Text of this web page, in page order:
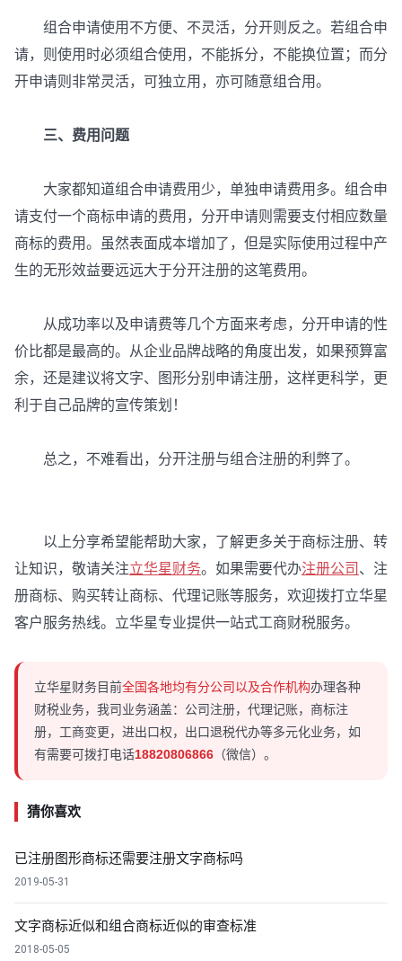
组合申请使用不方便、不灵活，分开则反之。若组合申
请，则使用时必须组合使用，不能拆分，不能换位置；而分
开申请则非常灵活，可独立用，亦可随意组合用。
三、费用问题
大家都知道组合申请费用少，单独申请费用多。组合申
请支付一个商标申请的费用，分开申请则需要支付相应数量
商标的费用。虽然表面成本增加了，但是实际使用过程中产
生的无形效益要远远大于分开注册的这笔费用。
从成功率以及申请费等几个方面来考虑，分开申请的性
价比都是最高的。从企业品牌战略的角度出发，如果预算富
余，还是建议将文字、图形分别申请注册，这样更科学，更
利于自己品牌的宣传策划！
总之，不难看出，分开注册与组合注册的利弊了。
以上分享希望能帮助大家，了解更多关于商标注册、转
让知识，敬请关注立华星财务。如果需要代办注册公司 、注
册商标、购买转让商标、代理记账等服务，欢迎拨打立华星
客户服务热线。立华星专业提供一站式工商财税服务。
立华星财务目前全国各地均有分公司以及合作机构办理各种
财税业务，我司业务涵盖：公司注册，代理记账，商标注
册，工商变更，进出口权，出口退税代办等多元化业务，如
有需要可拨打电话18820806866 （微信）。
猜你喜欢
已注册图形商标还需要注册文字商标吗
2019-05-31
文字商标近似和组合商标近似的审查标准
2018-05-05